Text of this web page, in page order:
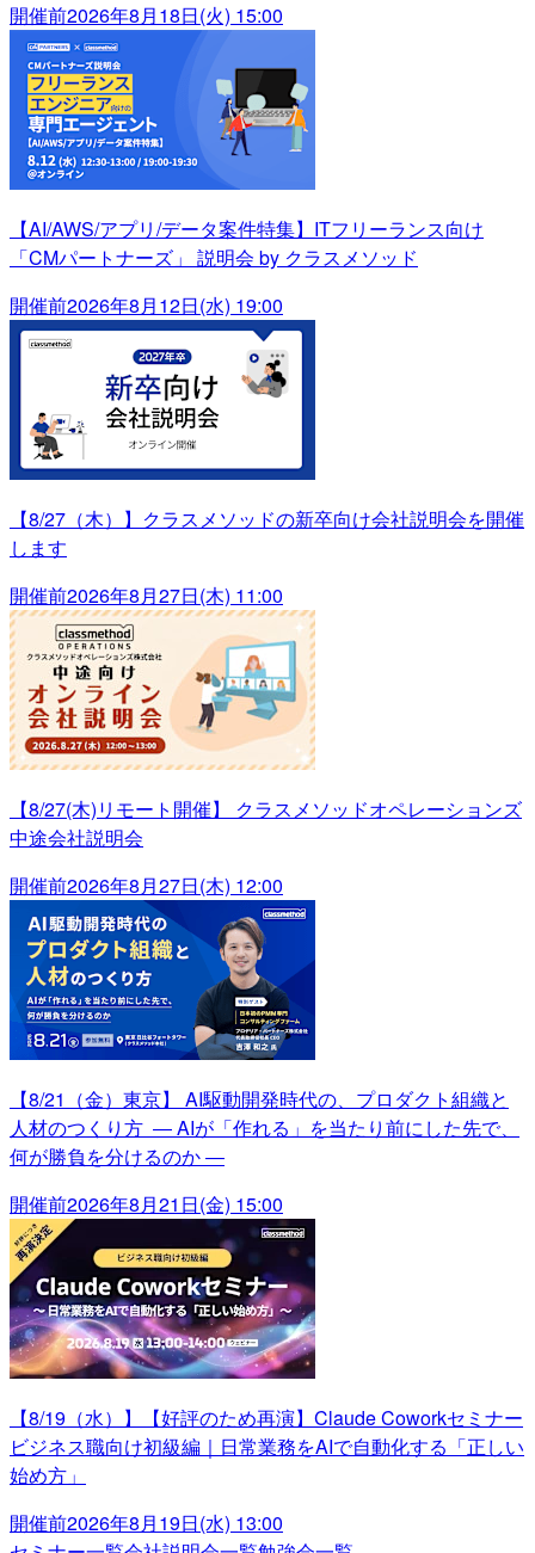
開催前2026年8月18日(火) 15:00
【AI/AWS/アプリ/データ案件特集】ITフリーランス向け
「CMパートナーズ」 説明会 by クラスメソッド
開催前2026年8月12日(水) 19:00
【8/27（木）】クラスメソッドの新卒向け会社説明会を開催
します
開催前2026年8月27日(木) 11:00
【8/27(木)リモート開催】 クラスメソッドオペレーションズ
中途会社説明会
開催前2026年8月27日(木) 12:00
【8/21（金）東京】 AI駆動開発時代の、プロダクト組織と
人材のつくり方 ― AIが「作れる」を当たり前にした先で、
何が勝負を分けるのか ―
開催前2026年8月21日(金) 15:00
【8/19（水）】【好評のため再演】Claude Coworkセミナー
ビジネス職向け初級編｜日常業務をAIで自動化する「正しい
始め方」
開催前2026年8月19日(水) 13:00